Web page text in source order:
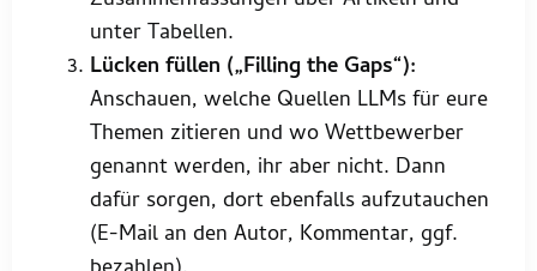
unter Tabellen.
Lücken füllen („Filling the Gaps“):
Anschauen, welche Quellen LLMs für eure
Themen zitieren und wo Wettbewerber
genannt werden, ihr aber nicht. Dann
dafür sorgen, dort ebenfalls aufzutauchen
(E-Mail an den Autor, Kommentar, ggf.